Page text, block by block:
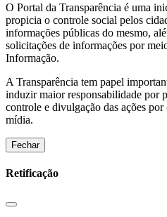
O Portal da Transparência é uma
propicia o controle social pelos
informações públicas do mesmo,
solicitações de informações por
Informação.
A Transparência tem papel
induzir maior responsabilidade por
controle e divulgação das ações por
mídia.
Fechar
Retificação